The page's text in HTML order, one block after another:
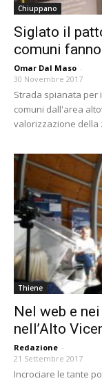
Chiuppano
Siglato il
comuni
Omar Dal Maso -
30 Novembre 2017
Strada spianata per
comuni dall'area
valorizzazione della
Thiene
Nel web e
nell’Alto
Redazione -
21 Settembre 2017
Incrociare le tante